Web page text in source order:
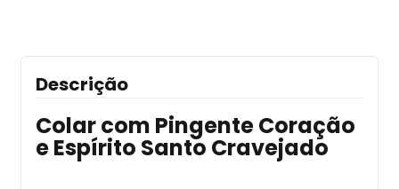
Descrição
Colar com Pingente Coração
e Espírito Santo Cravejado